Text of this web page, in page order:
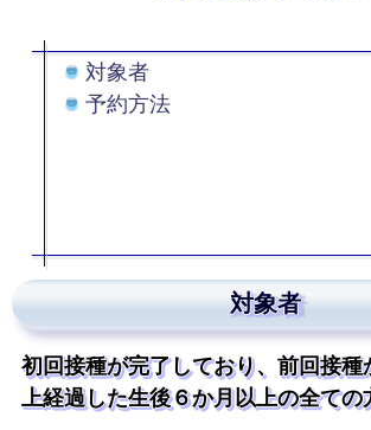
対象者
予約方法
対象者
初回接種が完了しており、前回接種
上経過した生後６か月以上の全ての